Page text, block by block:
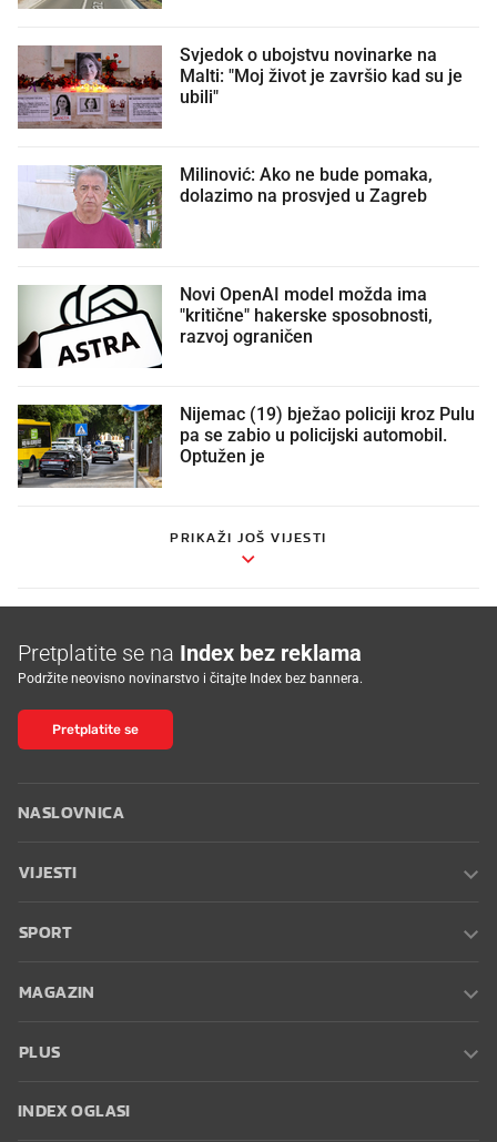
Svjedok o ubojstvu novinarke na
Malti: "Moj život je završio kad su je
ubili"
Milinović: Ako ne bude pomaka,
dolazimo na prosvjed u Zagreb
Novi OpenAI model možda ima
"kritične" hakerske sposobnosti,
razvoj ograničen
Nijemac (19) bježao policiji kroz Pulu
pa se zabio u policijski automobil.
Optužen je
PRIKAŽI JOŠ VIJESTI
Pretplatite se na Index bez reklama
Podržite neovisno novinarstvo i čitajte Index bez bannera.
Pretplatite se
NASLOVNICA
VIJESTI
SPORT
MAGAZIN
PLUS
INDEX OGLASI